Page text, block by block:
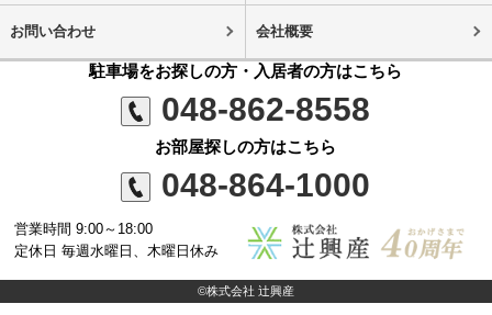
お問い合わせ 会社概要
駐車場をお探しの方・入居者の方はこちら
048-862-8558
お部屋探しの方はこちら
048-864-1000
営業時間 9:00～18:00
定休日 毎週水曜日、木曜日休み
©株式会社 辻興産